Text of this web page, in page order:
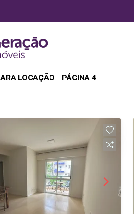
LOCAÇÃO - PÁGINA 4